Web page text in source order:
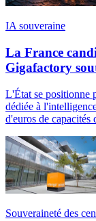
IA souveraine
La France
Gigafactory
L'État se positionne
dédiée à
d'euros de capacités
Souveraineté des